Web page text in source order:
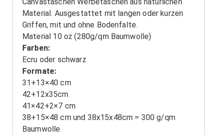
Material. Ausgestattet mit langen oder kurzen
Griffen, mit und ohne Bodenfalte.
Material 10 oz (280g/qm Baumwolle)
Farben:
Ecru oder schwarz
Formate:
31+13×40 cm
42+12x35cm
41×42+2×7 cm
38+15×48 cm und 38x15x48cm = 300 g/qm
Baumwolle